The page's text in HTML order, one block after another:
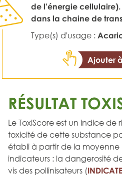
de l’énergie
dans la chaine de
Type(s) d'usage :
Ajouter
RÉSULTAT
Le ToxiScore est un indice de
toxicité de cette substance
établi à partir de la
indicateurs : la dangerosité
vis des pollinisateurs (